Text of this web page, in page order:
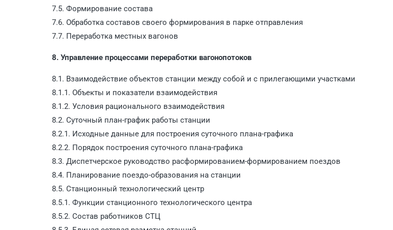
7.5. Формирование состава
7.6. Обработка составов своего формирования в парке отправления
7.7. Переработка местных вагонов
8. Управление процессами переработки вагонопотоков
8.1. Взаимодействие объектов станции между собой и с прилегающими участками
8.1.1. Объекты и показатели взаимодействия
8.1.2. Условия рационального взаимодействия
8.2. Суточный план-график работы станции
8.2.1. Исходные данные для построения суточного плана-графика
8.2.2. Порядок построения суточного плана-графика
8.3. Диспетчерское руководство расформированием-формированием поездов
8.4. Планирование поездо-образования на станции
8.5. Станционный технологический центр
8.5.1. Функции станционного технологического центра
8.5.2. Состав работников СТЦ